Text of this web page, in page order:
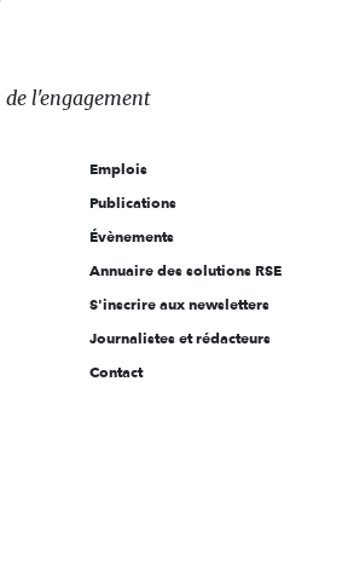
de l'engagement
Emplois
Publications
Évènements
Annuaire des solutions RSE
S'inscrire aux newsletters
Journalistes et rédacteurs
Contact